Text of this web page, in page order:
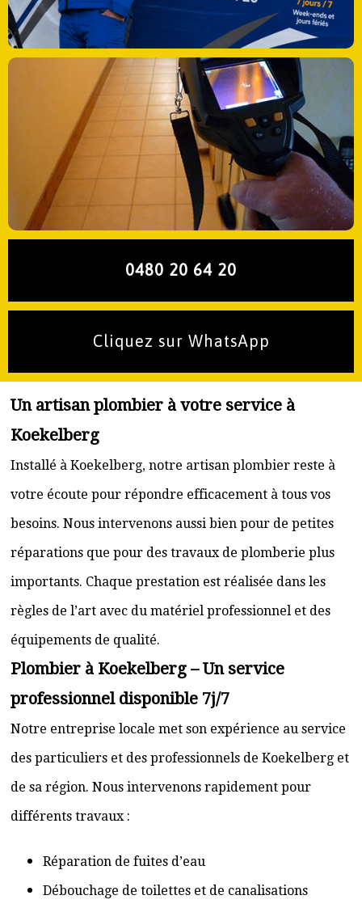
0480 20 64 20
Cliquez sur WhatsApp
Un artisan plombier à votre service à
Koekelberg
Installé à Koekelberg, notre artisan plombier reste à
votre écoute pour répondre efficacement à tous vos
besoins. Nous intervenons aussi bien pour de petites
réparations que pour des travaux de plomberie plus
importants. Chaque prestation est réalisée dans les
règles de l’art avec du matériel professionnel et des
équipements de qualité.
Plombier à Koekelberg – Un service
professionnel disponible 7j/7
Notre entreprise locale met son expérience au service
des particuliers et des professionnels de Koekelberg et
de sa région. Nous intervenons rapidement pour
différents travaux :
Réparation de fuites d’eau
Débouchage de toilettes et de canalisations